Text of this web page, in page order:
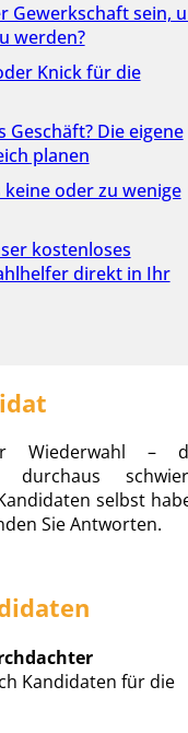
Gewerkschaft sein,
werden?
Knick für die
Die eigene
planen
oder zu wenige
kostenloses
direkt in Ihr
Wiederwahl –
durchaus
selbst
Sie Antworten.
Kandidaten für die